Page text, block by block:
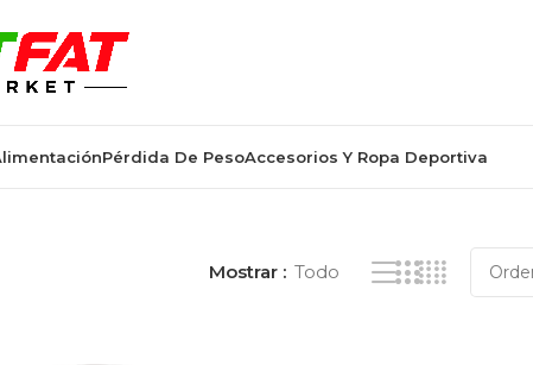
Pérdida De PesoAccesorios Y Ropa Deportiva
Mostrar Todo